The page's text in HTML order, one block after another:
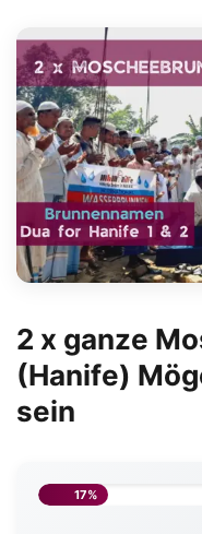
2 x ganze
(Hanife)
sein
17%